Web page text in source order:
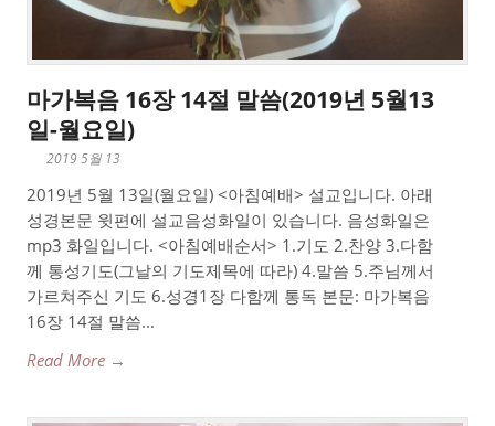
마가복음 16장 14절 말씀(2019년 5월13
일-월요일)
2019 5월 13
2019년 5월 13일(월요일) <아침예배> 설교입니다. 아래
성경본문 윗편에 설교음성화일이 있습니다. 음성화일은
mp3 화일입니다. <아침예배순서> 1.기도 2.찬양 3.다함
께 통성기도(그날의 기도제목에 따라) 4.말씀 5.주님께서
가르쳐주신 기도 6.성경1장 다함께 통독 본문: 마가복음
16장 14절 말씀...
Read More →